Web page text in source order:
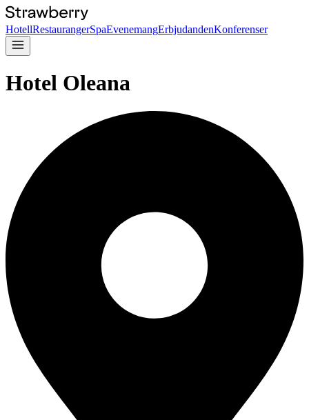
HotellRestaurangerSpaEvenemangErbjudandenKonferenser
Hotel Oleana